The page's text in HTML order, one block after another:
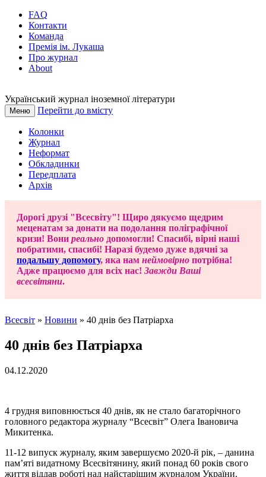
FAQ
Контакти
Команда
Премія ім. Лукаша
Про журнал
About
Український журнал іноземної літератури
Меню Перейти до вмісту
Колонки
Журнал
Неформат
Обкладинки
Передплата
Архів
Дорогі друзі "Всесвіту"! Щиро дякуємо щедрим
меценатам за донати на подолання поліграфічної
кризи! Вони реально допомогли! Спасибі, вірні наші
побратими, спасибі! Наразі будемо дуже вдячні за
подальшу допомогу, яка нам неймовірно потрібна!
Адже працюємо для всіх нас! Завжди Ваші
всесвітяни.
Всесвіт » Новини » 40 днів без Патріарха
40 днів без Патріарха
04.12.2020
4 грудня виповнюється 40 днів, як не стало багаторічного
головного редактора журналу “Всесвіт” Олега Івановича
Микитенка.
11-12 випуск журналу, яким завершуємо 2020-й рік, – данина
пам’яті видатному Всесвітянину, який понад 60 років свого
життя віддав роботі над найстарішим журналом України.